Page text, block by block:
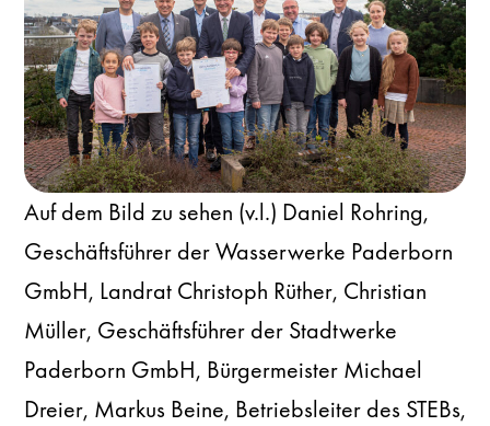
Auf dem Bild zu sehen (v.l.) Daniel Rohring,
Geschäftsführer der Wasserwerke Paderborn
GmbH, Landrat Christoph Rüther, Christian
Müller, Geschäftsführer der Stadtwerke
Paderborn GmbH, Bürgermeister Michael
Dreier, Markus Beine, Betriebsleiter des STEBs,